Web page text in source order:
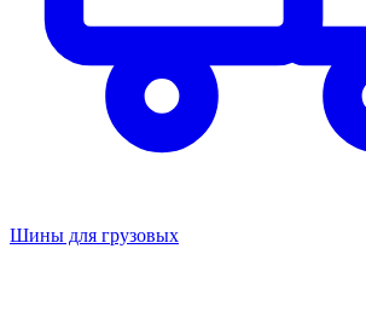
Шины для грузовых